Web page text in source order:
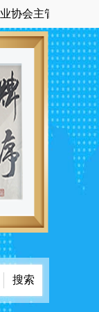
主办国家级中